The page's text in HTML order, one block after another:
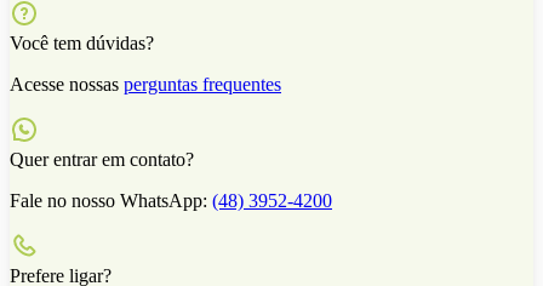
Você tem dúvidas?
Acesse nossas perguntas frequentes
Quer entrar em contato?
Fale no nosso WhatsApp: (48) 3952-4200
Prefere ligar?